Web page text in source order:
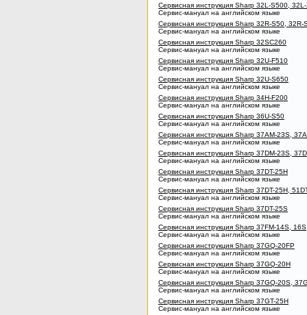
Сервисная инструкция Sharp 32L-S500,
Сервис-мануал на английском языке
Сервисная инструкция Sharp 32R-S50,
Сервис-мануал на английском языке
Сервисная инструкция Sharp 32SC260
Сервис-мануал на английском языке
Сервисная инструкция Sharp 32U-F510
Сервис-мануал на английском языке
Сервисная инструкция Sharp 32U-S650
Сервис-мануал на английском языке
Сервисная инструкция Sharp 34H-F200
Сервис-мануал на английском языке
Сервисная инструкция Sharp 36U-S50
Сервис-мануал на английском языке
Сервисная инструкция Sharp 37AM-23S,
Сервис-мануал на английском языке
Сервисная инструкция Sharp 37DM-23S,
Сервис-мануал на английском языке
Сервисная инструкция Sharp 37DT-25H
Сервис-мануал на английском языке
Сервисная инструкция Sharp 37DT-25H,
Сервис-мануал на английском языке
Сервисная инструкция Sharp 37DT-25S
Сервис-мануал на английском языке
Сервисная инструкция Sharp 37FM-14S,
Сервис-мануал на английском языке
Сервисная инструкция Sharp 37GQ-20FP
Сервис-мануал на английском языке
Сервисная инструкция Sharp 37GQ-20H
Сервис-мануал на английском языке
Сервисная инструкция Sharp 37GQ-20S,
Сервис-мануал на английском языке
Сервисная инструкция Sharp 37GT-25H
Сервис-мануал на английском языке